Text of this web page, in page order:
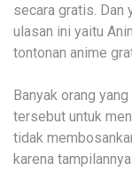
secara gratis. Dan
ulasan ini yaitu
tontonan anime
Banyak orang
tersebut untuk
tidak
karena